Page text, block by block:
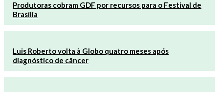
Produtoras cobram GDF por recursos para o Festival de
Brasília
Luis Roberto volta à Globo quatro meses após
diagnóstico de câncer